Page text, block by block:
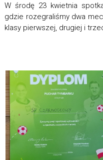
W środę 23 kwietnia
gdzie rozegraliśmy dwa
klasy pierwszej, drugiej i